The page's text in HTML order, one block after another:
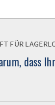
FÜR
dass